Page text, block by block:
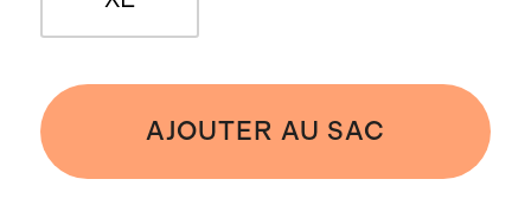
AJOUTER AU SAC